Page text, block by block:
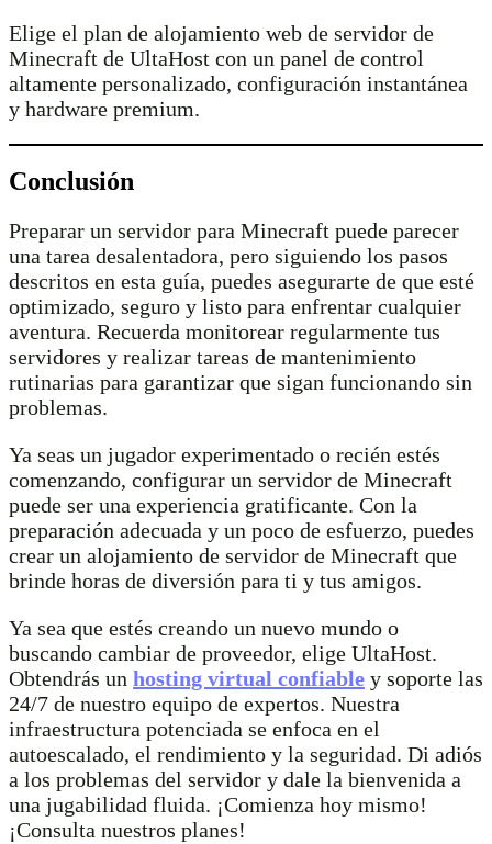
Elige el plan de alojamiento web de servidor de
Minecraft de UltaHost con un panel de control
altamente personalizado, configuración instantánea
y hardware premium.
Conclusión
Preparar un servidor para Minecraft puede parecer
una tarea desalentadora, pero siguiendo los pasos
descritos en esta guía, puedes asegurarte de que esté
optimizado, seguro y listo para enfrentar cualquier
aventura. Recuerda monitorear regularmente tus
servidores y realizar tareas de mantenimiento
rutinarias para garantizar que sigan funcionando sin
problemas.
Ya seas un jugador experimentado o recién estés
comenzando, configurar un servidor de Minecraft
puede ser una experiencia gratificante. Con la
preparación adecuada y un poco de esfuerzo, puedes
crear un alojamiento de servidor de Minecraft que
brinde horas de diversión para ti y tus amigos.
Ya sea que estés creando un nuevo mundo o
buscando cambiar de proveedor, elige UltaHost.
Obtendrás un hosting virtual confiable y soporte las
24/7 de nuestro equipo de expertos. Nuestra
infraestructura potenciada se enfoca en el
autoescalado, el rendimiento y la seguridad. Di adiós
a los problemas del servidor y dale la bienvenida a
una jugabilidad fluida. ¡Comienza hoy mismo!
¡Consulta nuestros planes!